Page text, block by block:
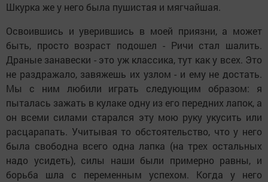
Шкурка же у него была пушистая и мягчайшая.
Освоившись и уверившись в моей приязни, а может
быть, просто возраст подошел - Ричи стал шалить.
Драные занавески - это уж классика, тут как у всех. Это
не раздражало, завяжешь их узлом - и ему не достать.
Мы с ним любили играть следующим образом: я
пыталась зажать в кулаке одну из его передних лапок, а
он всеми силами старался эту мою руку укусить или
расцарапать. Учитывая то обстоятельство, что у него
была свободна всего одна лапка (на трех остальных
надо усидеть), силы наши были примерно равны, и
борьба шла с переменным успехом. Когда у него